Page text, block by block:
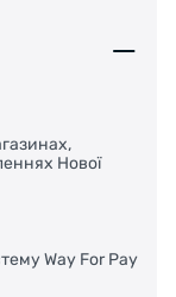
Нової
Way For Pay